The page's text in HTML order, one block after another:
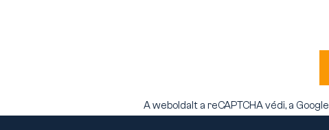
A weboldalt a reCAPTCHA védi, a Google